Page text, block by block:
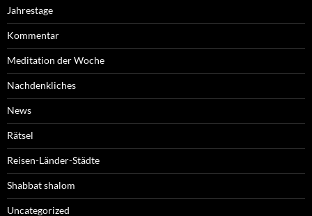
Jahrestage
Kommentar
Meditation der Woche
Nachdenkliches
News
Rätsel
Reisen-Länder-Städte
Shabbat shalom
Uncategorized